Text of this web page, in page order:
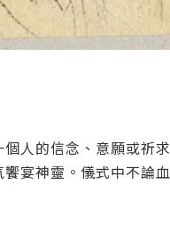
人的信念、意願或祈
宴神靈。儀式中不論